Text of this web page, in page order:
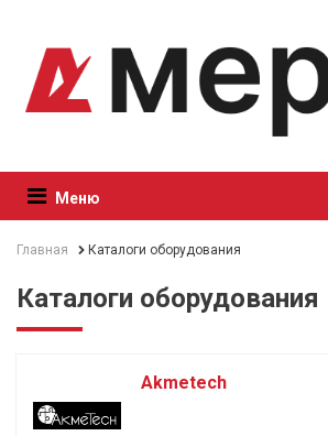
Меню
Главная Каталоги оборудования
Каталоги оборудования
Akmetech